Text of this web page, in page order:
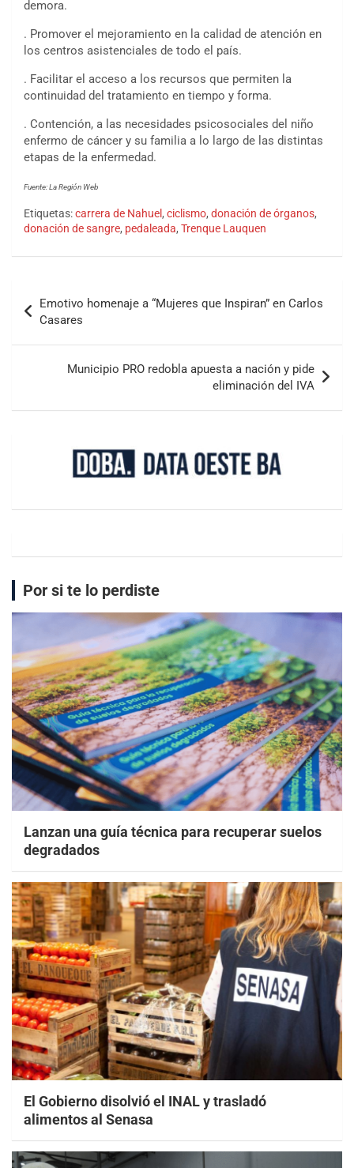
demora.
. Promover el mejoramiento en la calidad de atención en
los centros asistenciales de todo el país.
. Facilitar el acceso a los recursos que permiten la
continuidad del tratamiento en tiempo y forma.
. Contención, a las necesidades psicosociales del niño
enfermo de cáncer y su familia a lo largo de las distintas
etapas de la enfermedad.
Fuente: La Región Web
Etiquetas:carrera de Nahuel , ciclismo, donación de órganos,
donación de sangre, pedaleada, Trenque Lauquen
Emotivo homenaje a “Mujeres que Inspiran” en Carlos
Casares
Municipio PRO redobla apuesta a nación y pide
eliminación del IVA
Por si te lo perdiste
Lanzan una guía técnica para recuperar suelos
degradados
El Gobierno disolvió el INAL y trasladó
alimentos al Senasa